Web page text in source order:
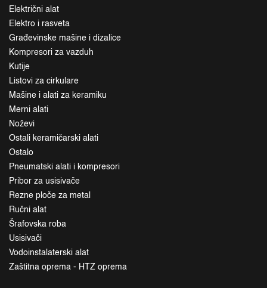
Električni alat
Elektro i rasveta
Građevinske mašine i dizalice
Kompresori za vazduh
Kutije
Listovi za cirkulare
Mašine i alati za keramiku
Merni alati
Noževi
Ostali keramičarski alati
Ostalo
Pneumatski alati i kompresori
Pribor za usisivače
Rezne ploče za metal
Ručni alat
Šrafovska roba
Usisivači
Vodoinstalaterski alat
Zaštitna oprema - HTZ oprema